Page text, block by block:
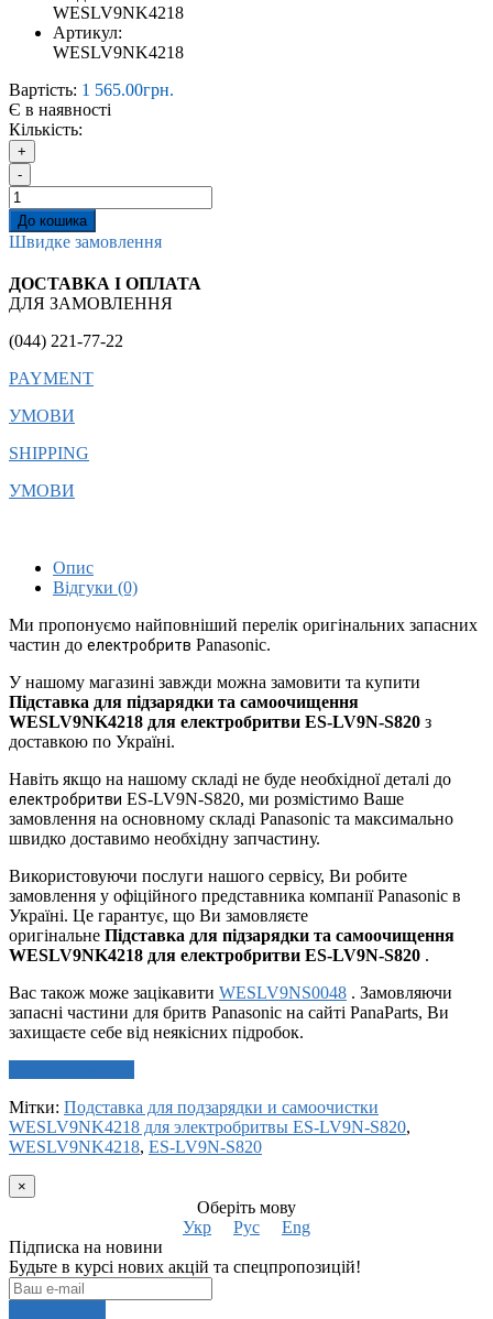
WESLV9NK4218
Артикул:
WESLV9NK4218
Вартість: 1 565.00грн.
Є в наявності
Кількість:
+
-
До кошика
Швидке замовлення
ДОСТАВКА І ОПЛАТА
ДЛЯ ЗАМОВЛЕННЯ
(044) 221-77-22
PAYMENT
УМОВИ
SHIPPING
УМОВИ
Опис
Відгуки (0)
Ми пропонуємо найповніший перелік оригінальних запасних
частин до електробритв Panasonic.
У нашому магазині завжди можна замовити та купити
Підставка для підзарядки та самоочищення
WESLV9NK4218 для електробритви ES-LV9N-S820 з
доставкою по Україні.
Навіть якщо на нашому складі не буде необхідної деталі до
електробритви ES-LV9N-S820, ми розмістимо Ваше
замовлення на основному складі Panasonic та максимально
швидко доставимо необхідну запчастину.
Використовуючи послуги нашого сервісу, Ви робите
замовлення у офіційного представника компанії Panasonic в
Україні. Це гарантує, що Ви замовляєте
оригінальне Підставка для підзарядки та самоочищення
WESLV9NK4218 для електробритви ES-LV9N-S820 .
Вас також може зацікавити WESLV9NS0048 . Замовляючи
запасні частини для бритв Panasonic на сайті PanaParts, Ви
захищаєте себе від неякісних підробок.
Мітки: Подставка для подзарядки и самоочистки
WESLV9NK4218 для электробритвы ES-LV9N-S820,
WESLV9NK4218, ES-LV9N-S820
×
Оберіть мову
Укр
Рус
Eng
Підписка на новини
Будьте в курсі нових акцій та спецпропозицій!